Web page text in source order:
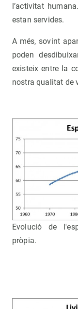
l’activitat
estan servides.
A més, sovint
poden
existeix entre la
nostra qualitat de
Evolució de
pròpia.